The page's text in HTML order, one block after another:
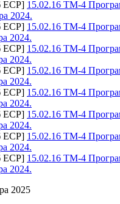
ECP] 15.02.16 ТМ-4
2024.
ECP] 15.02.16 ТМ-4
2024.
ECP] 15.02.16 ТМ-4
2024.
ECP] 15.02.16 ТМ-4
2024.
ECP] 15.02.16 ТМ-4
2024.
ECP] 15.02.16 ТМ-4
2024.
ECP] 15.02.16 ТМ-4
2024.
ECP] 15.02.16 ТМ-4
2024.
2025